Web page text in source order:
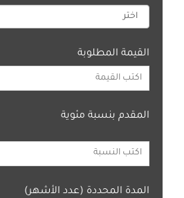
القيمة المطلوبة
المقدم بنسبة مئوية
المدة المحددة (عدد الأشهر)